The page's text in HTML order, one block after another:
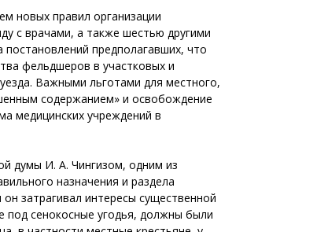
новых правил организации
с врачами, а также шестью другими
предполагавших, что
фельдшеров в участковых и
Важными льготами для местного,
содержанием» и освобождение
медицинских учреждений в
думы И. А. Чингизом, одним из
назначения и раздела
затрагивал интересы существенной
под сенокосные угодья, должны были